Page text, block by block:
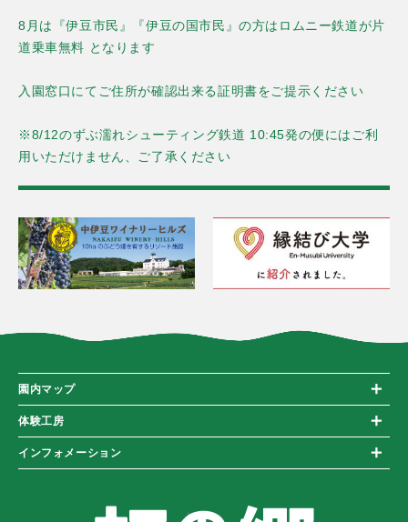
8月は『伊豆市民』『伊豆の国市民』の方はロムニー鉄道が片
道乗車無料 となります
入園窓口にてご住所が確認出来る証明書をご提示ください
※8/12のずぶ濡れシューティング鉄道 10:45発の便にはご利
用いただけません、ご了承ください
園内マップ
体験工房
インフォメーション